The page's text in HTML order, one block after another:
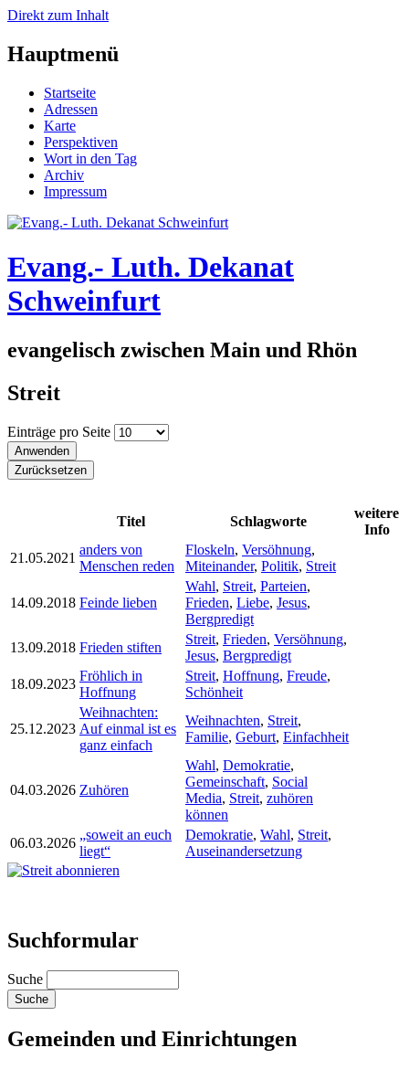
Direkt zum Inhalt
Hauptmenü
Startseite
Adressen
Karte
Perspektiven
Wort in den Tag
Archiv
Impressum
Evang.- Luth. Dekanat
Schweinfurt
evangelisch zwischen Main und Rhön
Streit
Einträge pro Seite
Titel Schlagworte
weitere
Info
21.05.2021
anders von
Menschen reden
Floskeln, Versöhnung,
Miteinander, Politik, Streit
14.09.2018 Feinde lieben
Wahl, Streit, Parteien,
Frieden, Liebe, Jesus,
Bergpredigt
13.09.2018 Frieden stiften
Streit, Frieden, Versöhnung,
Jesus, Bergpredigt
18.09.2023
Fröhlich in
Hoffnung
Streit, Hoffnung, Freude,
Schönheit
25.12.2023
Weihnachten:
Auf einmal ist es
ganz einfach
Weihnachten, Streit,
Familie, Geburt, Einfachheit
04.03.2026 Zuhören
Wahl, Demokratie,
Gemeinschaft, Social
Media, Streit, zuhören
können
06.03.2026
„soweit an euch
liegt“
Demokratie, Wahl, Streit,
Auseinandersetzung
Suchformular
Suche
Gemeinden und Einrichtungen